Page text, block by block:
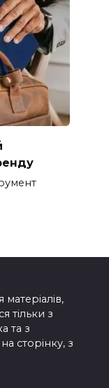
тільки з
та з
сторінку, з